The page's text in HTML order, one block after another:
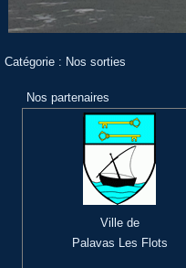
Catégorie : Nos sorties
Nos partenaires
Ville de
Palavas Les Flots